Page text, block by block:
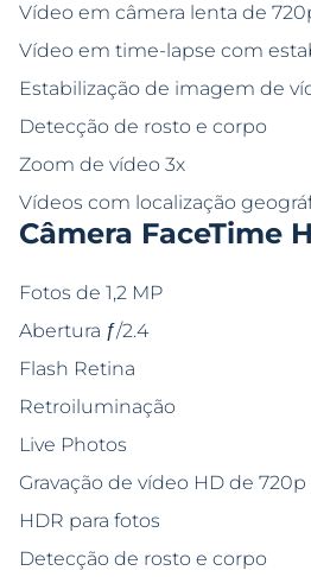
Vídeo em câmera lenta de
Vídeo em time-lapse com
Estabilização de imagem de
Detecção de rosto e corpo
Zoom de vídeo 3x
Vídeos com localização
Câmera FaceTime
Fotos de 1,2 MP
Abertura ƒ/2.4
Flash Retina
Retroiluminação
Live Photos
Gravação de vídeo HD de 720p
HDR para fotos
Detecção de rosto e corpo